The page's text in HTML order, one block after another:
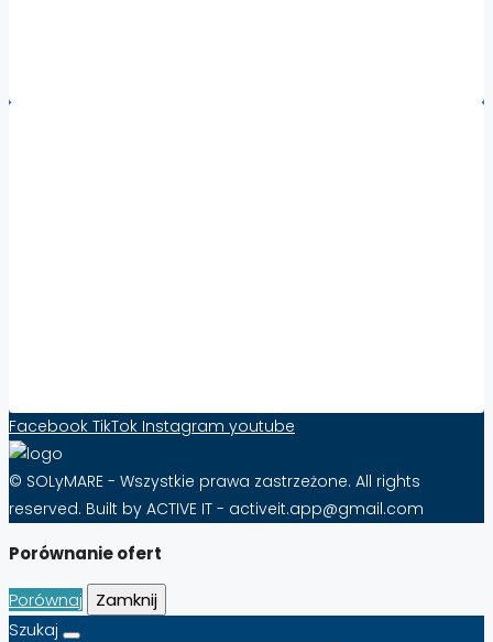
Facebook TikTok Instagram youtube
© SOLyMARE - Wszystkie prawa zastrzeżone. All rights
reserved. Built by ACTIVE IT - activeit.app@gmail.com
Porównanie ofert
Porównaj
Zamknij
Szukaj